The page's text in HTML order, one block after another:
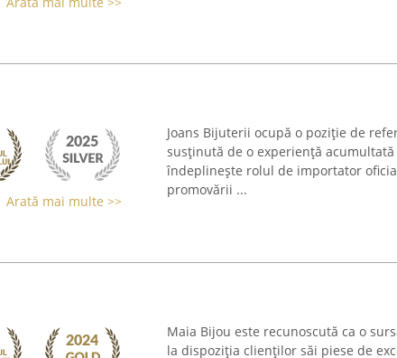
Arată mai multe >>
Joans Bijuterii ocupă o poziție de
susținută de o experiență
îndeplinește rolul de importator
promovării ...
Maia Bijou este recunoscută ca o
la dispoziția clienților săi piese de